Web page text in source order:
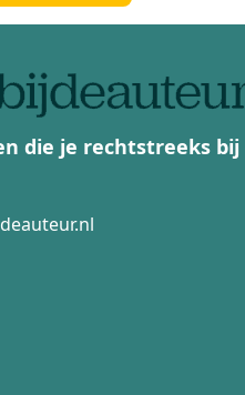
die je rechtstreeks